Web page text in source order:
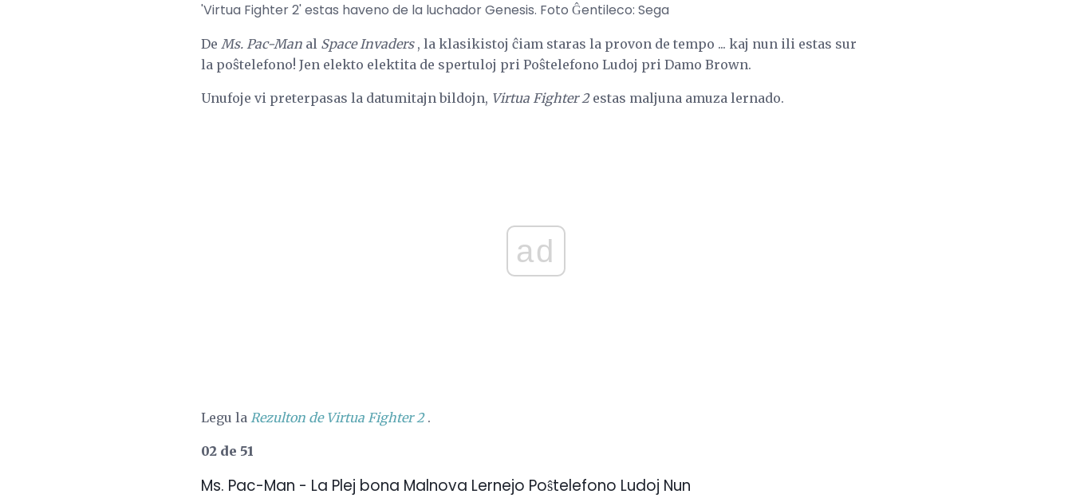
'Virtua Fighter 2' estas haveno de la luchador Genesis. Foto Ĝentileco: Sega
De Ms. Pac-Man al Space Invaders, la klasikistoj ĉiam staras la provon de tempo ... kaj nun ili estas sur
la poŝtelefono! Jen elekto elektita de spertuloj pri Poŝtelefono Ludoj pri Damo Brown.
Unufoje vi preterpasas la datumitajn bildojn, Virtua Fighter 2estas maljuna amuza lernado.
ad
Legu la Rezulton de Virtua Fighter 2.
02 de 51
Ms. Pac-Man - La Plej bona Malnova Lernejo Poŝtelefono Ludoj Nun